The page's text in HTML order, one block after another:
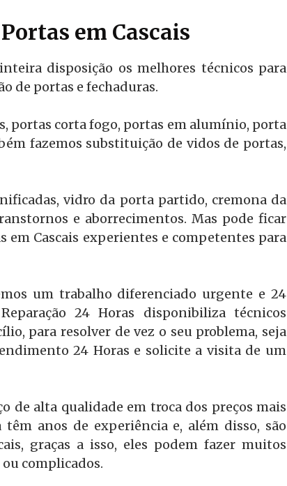
em Cascais
disposição os melhores técnicos para
de portas e fechaduras.
portas corta fogo, portas em alumínio, porta
fazemos substituição de vidos de portas,
vidro da porta partido, cremona da
e aborrecimentos. Mas pode ficar
em Cascais experientes e competentes para
um trabalho diferenciado urgente e 24
24 Horas disponibiliza técnicos
para resolver de vez o seu problema, seja
24 Horas e solicite a visita de um
de alta qualidade em troca dos preços mais
anos de experiência e, além disso, são
graças a isso, eles podem fazer muitos
complicados.